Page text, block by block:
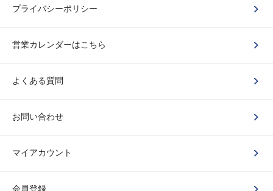
プライバシーポリシー
営業カレンダーはこちら
よくある質問
お問い合わせ
マイアカウント
会員登録